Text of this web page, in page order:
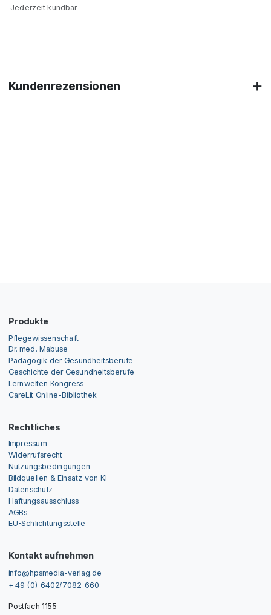
Jederzeit kündbar
Kundenrezensionen
Produkte
Pflegewissenschaft
Dr. med. Mabuse
Pädagogik der Gesundheitsberufe
Geschichte der Gesundheitsberufe
Lernwelten Kongress
CareLit Online-Bibliothek
Rechtliches
Impressum
Widerrufsrecht
Nutzungsbedingungen
Bildquellen & Einsatz von KI
Datenschutz
Haftungsausschluss
AGBs
EU-Schlichtungsstelle
Kontakt aufnehmen
info@hpsmedia-verlag.de
+ 49 (0) 6402/7082-660
Postfach 1155